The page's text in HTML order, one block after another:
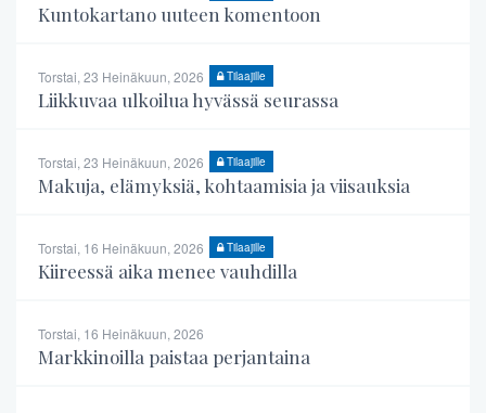
Kuntokartano uuteen komentoon
Torstai, 23 Heinäkuun, 2026 Tilaajille
Liikkuvaa ulkoilua hyvässä seurassa
Torstai, 23 Heinäkuun, 2026 Tilaajille
Makuja, elämyksiä, kohtaamisia ja viisauksia
Torstai, 16 Heinäkuun, 2026 Tilaajille
Kiireessä aika menee vauhdilla
Torstai, 16 Heinäkuun, 2026
Markkinoilla paistaa perjantaina